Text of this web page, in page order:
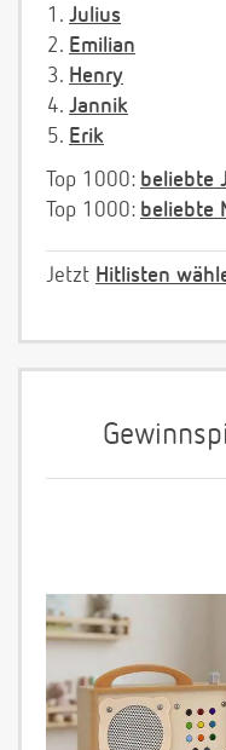
1. Julius
2. Emilian
3. Henry
4. Jannik
5. Erik
Top 1000: beliebte
Top 1000: beliebte
Jetzt Hitlisten